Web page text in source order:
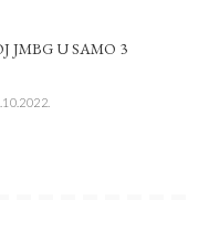
JMBG U SAMO 3